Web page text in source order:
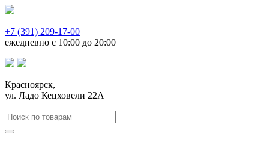
+7 (391) 209-17-00
ежедневно с 10:00 до 20:00
Красноярск,
ул. Ладо Кецховели 22А